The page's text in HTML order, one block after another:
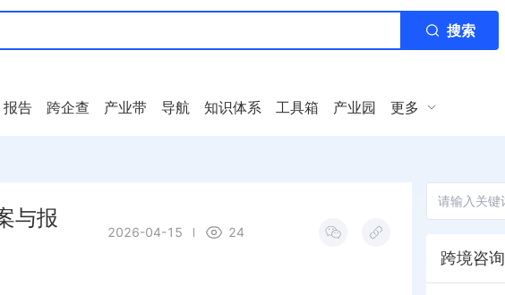
搜索
报告 跨企查 产业带 导航 知识体系 工具箱 产业园 更多
与报
2026-04-15 24
跨境咨询